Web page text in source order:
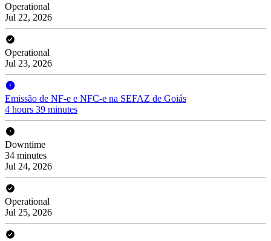
Operational
Jul 22, 2026
Operational
Jul 23, 2026
Emissão de NF-e e NFC-e na SEFAZ de Goiás
4 hours 39 minutes
Downtime
34 minutes
Jul 24, 2026
Operational
Jul 25, 2026